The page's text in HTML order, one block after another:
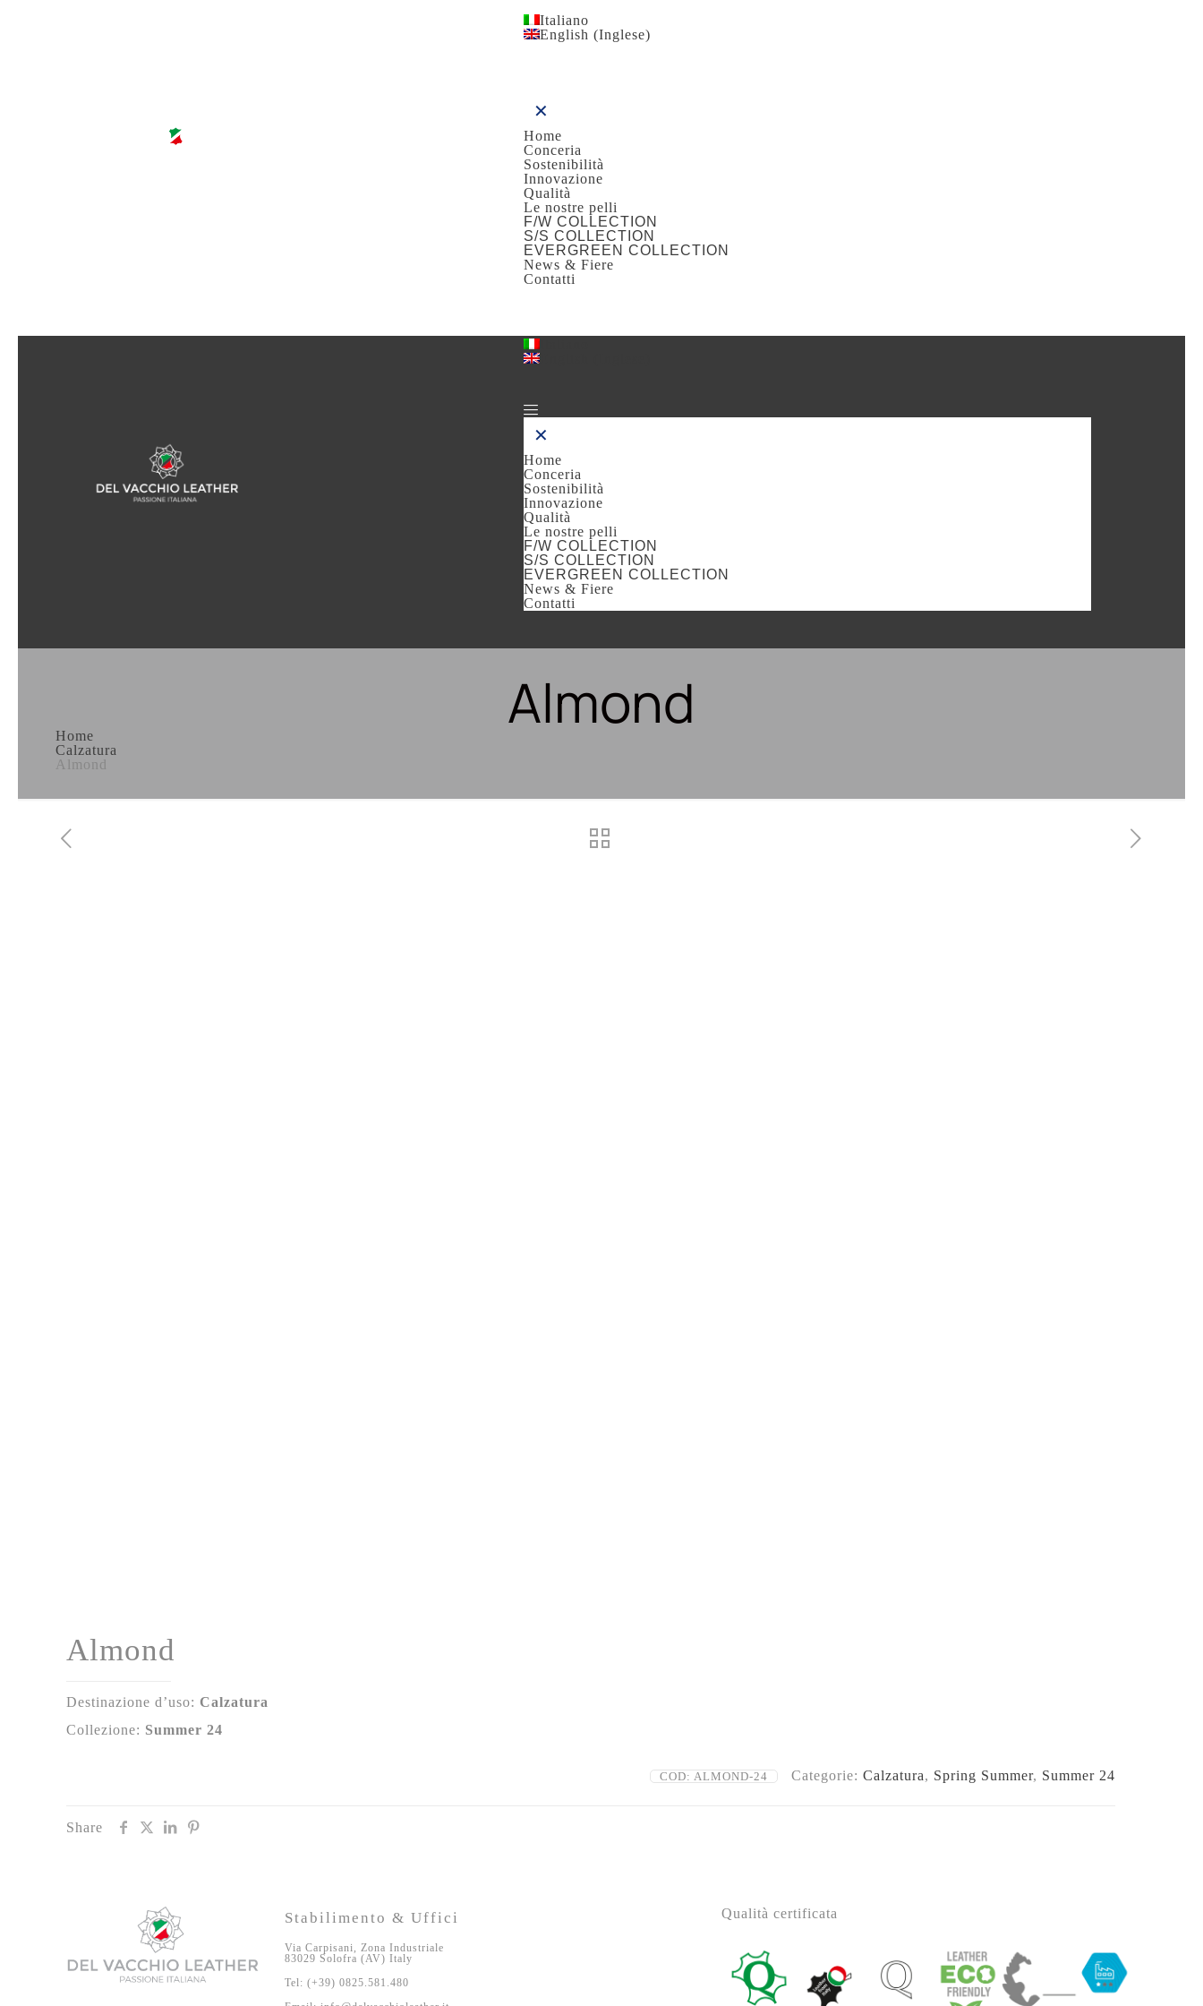
Italiano
English (Inglese)
✕
Home
Conceria
Sostenibilità
Innovazione
Qualità
Le nostre pelli
F/W COLLECTION
S/S COLLECTION
EVERGREEN COLLECTION
News & Fiere
Contatti
✕
Home
Conceria
Sostenibilità
Innovazione
Qualità
Le nostre pelli
F/W COLLECTION
S/S COLLECTION
EVERGREEN COLLECTION
News & Fiere
Contatti
Almond
Home
Calzatura
Almond
Almond
Destinazione d’uso: Calzatura
Collezione: Summer 24
COD: ALMOND-24 Categorie: Calzatura, Spring Summer, Summer 24
Share
Stabilimento & Uffici
Via Carpisani, Zona Industriale
83029 Solofra (AV) Italy
Tel: (+39) 0825.581.480
Qualità certificata